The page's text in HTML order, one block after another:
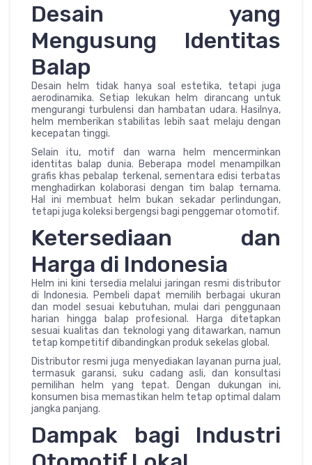
Desain yang
Mengusung Identitas
Balap
Desain helm tidak hanya soal estetika, tetapi juga
aerodinamika. Setiap lekukan helm dirancang untuk
mengurangi turbulensi dan hambatan udara. Hasilnya,
helm memberikan stabilitas lebih saat melaju dengan
kecepatan tinggi.
Selain itu, motif dan warna helm mencerminkan
identitas balap dunia. Beberapa model menampilkan
grafis khas pebalap terkenal, sementara edisi terbatas
menghadirkan kolaborasi dengan tim balap ternama.
Hal ini membuat helm bukan sekadar perlindungan,
tetapi juga koleksi bergengsi bagi penggemar otomotif.
Ketersediaan dan
Harga di Indonesia
Helm ini kini tersedia melalui jaringan resmi distributor
di Indonesia. Pembeli dapat memilih berbagai ukuran
dan model sesuai kebutuhan, mulai dari penggunaan
harian hingga balap profesional. Harga ditetapkan
sesuai kualitas dan teknologi yang ditawarkan, namun
tetap kompetitif dibandingkan produk sekelas global.
Distributor resmi juga menyediakan layanan purna jual,
termasuk garansi, suku cadang asli, dan konsultasi
pemilihan helm yang tepat. Dengan dukungan ini,
konsumen bisa memastikan helm tetap optimal dalam
jangka panjang.
Dampak bagi Industri